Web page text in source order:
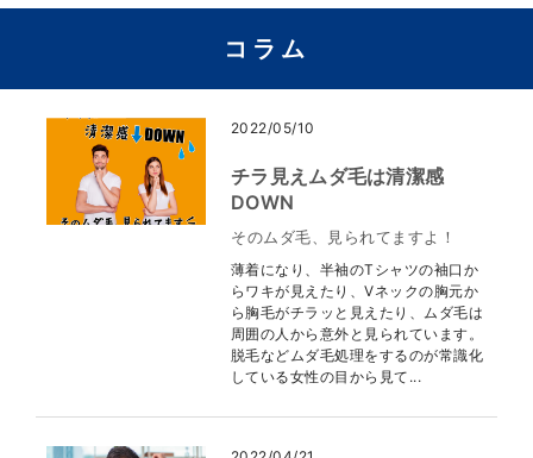
コラム
2022/05/10
チラ見えムダ毛は清潔感
DOWN
そのムダ毛、見られてますよ！
薄着になり、半袖のTシャツの袖口か
らワキが見えたり、Vネックの胸元か
ら胸毛がチラッと見えたり、ムダ毛は
周囲の人から意外と見られています。
脱毛などムダ毛処理をするのが常識化
している女性の目から見て...